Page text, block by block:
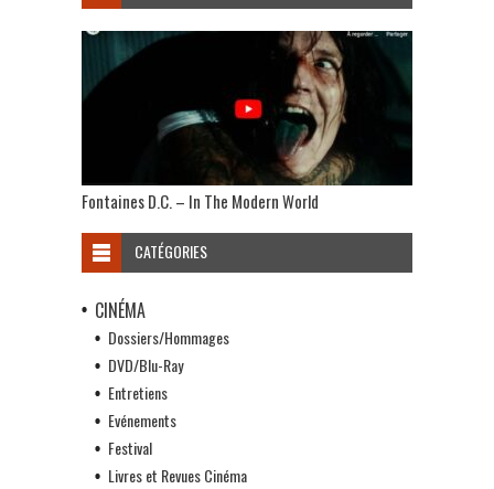
Fontaines D.C. – In The Modern World
CATÉGORIES
CINÉMA
Dossiers/Hommages
DVD/Blu-Ray
Entretiens
Evénements
Festival
Livres et Revues Cinéma